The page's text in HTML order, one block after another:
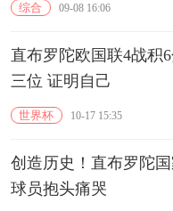
综合 09-08 16:06
直布罗陀欧国联4战积
三位 证明自己
世界杯 10-17 15:35
创造历史！直布罗陀
球员抱头痛哭